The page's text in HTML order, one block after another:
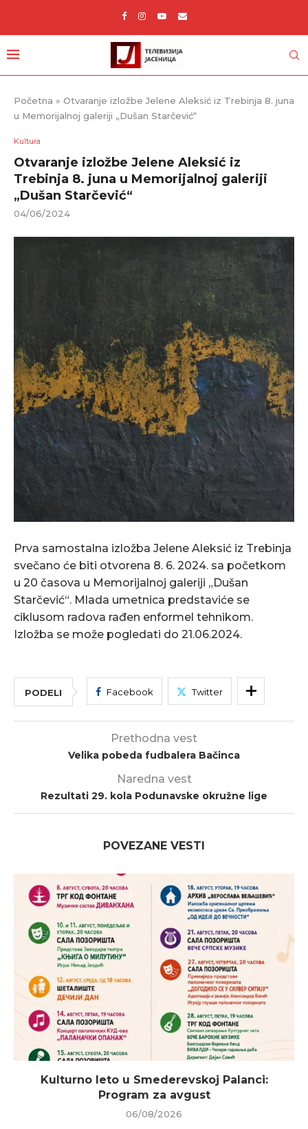
Početna » Otvaranje izložbe Jelene Aleksić iz Trebinja 8. juna
u Memorijalnoj galeriji „Dušan Starčević“
Kultura
Otvaranje izložbe Jelene Aleksić iz
Trebinja 8. juna u Memorijalnoj galeriji
„Dušan Starčević“
04/06/2024
Prva samostalna izložba Jelene Aleksić iz Trebinja
svečano će biti otvorena 8. 6. 2024. sa početkom
u 20 časova u Memorijalnoj galeriji „Dušan
Starčević“. Mlada umetnica predstaviće se
ciklusom radova rađen enformel tehnikom.
Izložba se može pogledati do 21.06.2024.
PODELI Facebook Twitter
Prethodna vest
Velika pobeda fudbalera Bačinca
Naredna vest
Rezultati 29. kola Podunavske okružne lige
POVEZANE VESTI
Kulturno leto u Smederevskoj Palanci:
Program za avgust
06/08/2026